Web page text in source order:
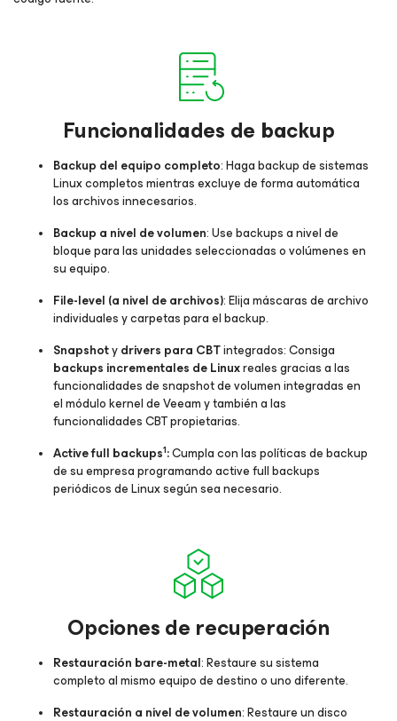
Funcionalidades de backup
Backup del equipo completo: Haga backup de sistemas
Linux completos mientras excluye de forma automática
los archivos innecesarios.
Backup a nivel de volumen: Use backups a nivel de
bloque para las unidades seleccionadas o volúmenes en
su equipo.
File-level (a nivel de archivos): Elija máscaras de archivo
individuales y carpetas para el backup.
Snapshotydrivers para CBTintegrados: Consiga
backups incrementales de Linuxreales gracias a las
funcionalidades de snapshot de volumen integradas en
el módulo kernel de Veeam y también a las
funcionalidades CBT propietarias.
Active full backups1:Cumpla con las políticas de backup
de su empresa programando active full backups
periódicos de Linux según sea necesario.
Opciones de recuperación
Restauración bare-metal: Restaure su sistema
completo al mismo equipo de destino o uno diferente.
Restauración a nivel de volumen: Restaure un disco